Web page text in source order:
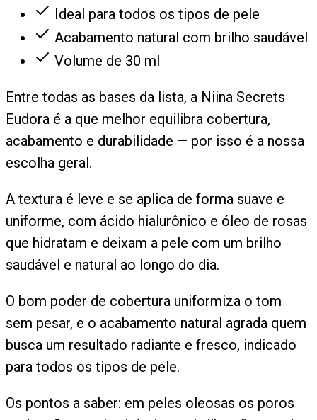
Ideal para todos os tipos de pele
Acabamento natural com brilho saudável
Volume de 30 ml
Entre todas as bases da lista, a Niina Secrets
Eudora é a que melhor equilibra cobertura,
acabamento e durabilidade — por isso é a nossa
escolha geral.
A textura é leve e se aplica de forma suave e
uniforme, com ácido hialurônico e óleo de rosas
que hidratam e deixam a pele com um brilho
saudável e natural ao longo do dia.
O bom poder de cobertura uniformiza o tom
sem pesar, e o acabamento natural agrada quem
busca um resultado radiante e fresco, indicado
para todos os tipos de pele.
Os pontos a saber: em peles oleosas os poros